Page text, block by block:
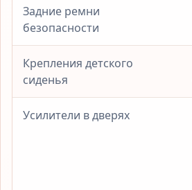
Задние ремни
безопасности
Крепления детского
сиденья
Усилители в дверях